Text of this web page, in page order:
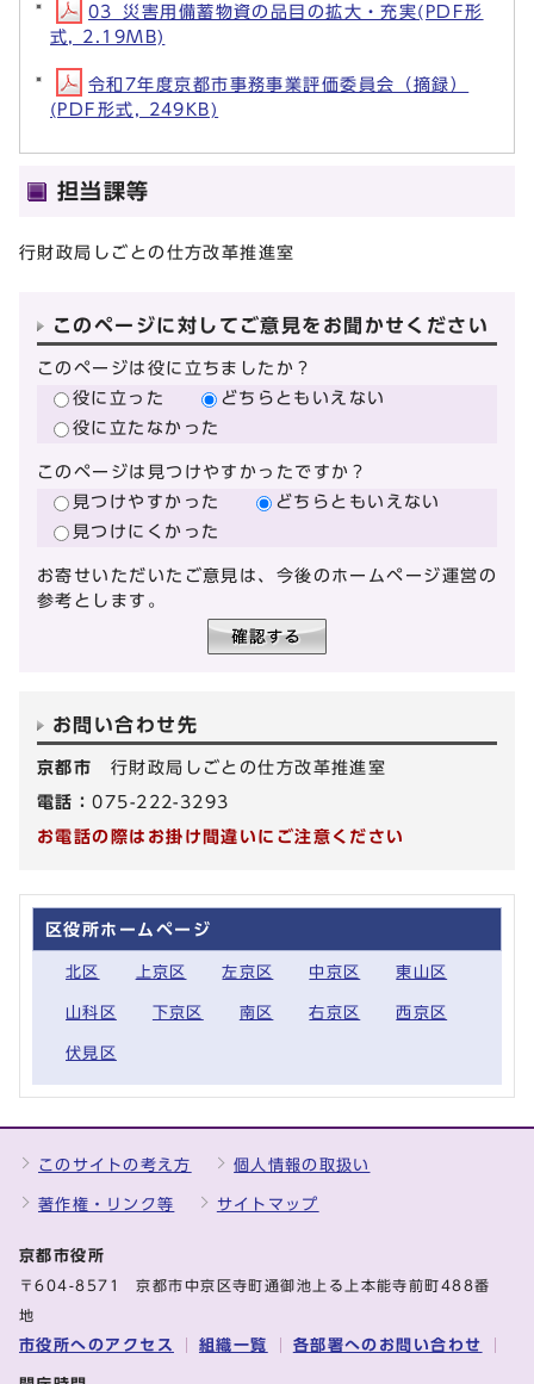
03_災害用備蓄物資の品目の拡大・充実(PDF形
式, 2.19MB)
令和7年度京都市事務事業評価委員会（摘録）
(PDF形式, 249KB)
担当課等
行財政局しごとの仕方改革推進室
このページに対してご意見をお聞かせください
このページは役に立ちましたか？
役に立った
どちらともいえない
役に立たなかった
このページは見つけやすかったですか？
見つけやすかった
どちらともいえない
見つけにくかった
お寄せいただいたご意見は、今後のホームページ運営の
参考とします。
お問い合わせ先
京都市 行財政局しごとの仕方改革推進室
電話：075-222-3293
お電話の際はお掛け間違いにご注意ください
区役所ホームページ
北区 上京区 左京区 中京区 東山区
山科区 下京区 南区 右京区 西京区
伏見区
このサイトの考え方 個人情報の取扱い
著作権・リンク等 サイトマップ
京都市役所
〒604-8571 京都市中京区寺町通御池上る上本能寺前町488番
地
市役所へのアクセス 組織一覧 各部署へのお問い合わせ